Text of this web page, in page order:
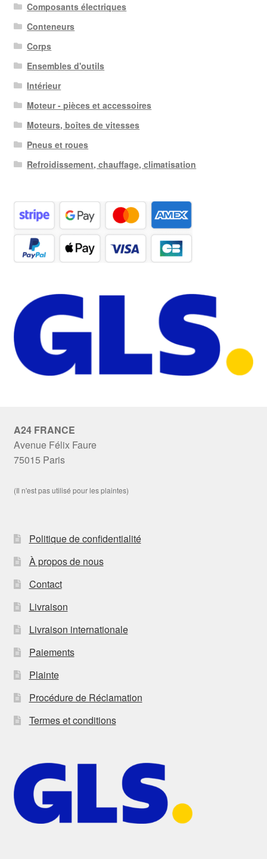
Composants électriques
Conteneurs
Corps
Ensembles d'outils
Intérieur
Moteur - pièces et accessoires
Moteurs, boîtes de vitesses
Pneus et roues
Refroidissement, chauffage, climatisation
A24 FRANCE
Avenue Félix Faure
75015 Paris
(Il n'est pas utilisé pour les plaintes)
Politique de confidentialité
À propos de nous
Contact
Livraison
Livraison internationale
Paiements
Plainte
Procédure de Réclamation
Termes et conditions